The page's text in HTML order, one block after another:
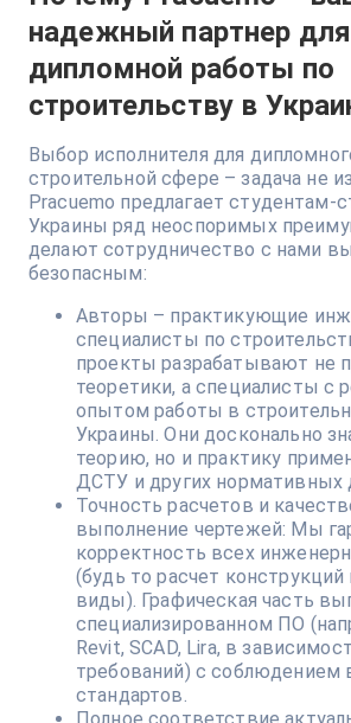
надежный партнер для
дипломной работы по
строительству в
Выбор исполнителя для
строительной сфере – задача не
Pracuemo предлагает студентам-
Украины ряд неоспоримых
делают сотрудничество с нами
безопасным:
Авторы – практикующие
специалисты по
проекты разрабатывают не
теоретики, а специалисты с
опытом работы в
Украины. Они досконально
теорию, но и практику
ДСТУ и других нормативных
Точность расчетов и
выполнение чертежей: Мы
корректность всех
(будь то расчет конструкций
виды). Графическая часть
специализированном ПО
Revit, SCAD, Lira, в
требований) с соблюдением
стандартов.